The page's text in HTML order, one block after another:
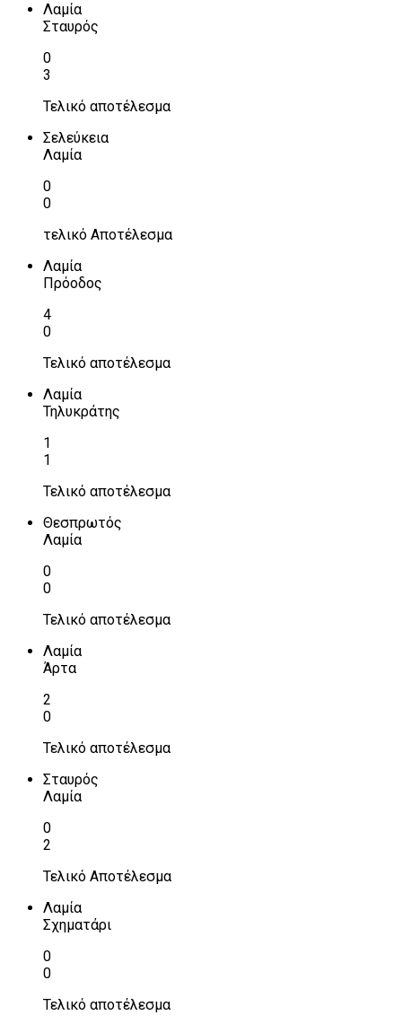
Λαμία
Σταυρός
0
3
Τελικό αποτέλεσμα
Σελεύκεια
Λαμία
0
0
τελικό Αποτέλεσμα
Λαμία
Πρόοδος
4
0
Τελικό αποτέλεσμα
Λαμία
Τηλυκράτης
1
1
Τελικό αποτέλεσμα
Θεσπρωτός
Λαμία
0
0
Τελικό αποτέλεσμα
Λαμία
Άρτα
2
0
Τελικό αποτέλεσμα
Σταυρός
Λαμία
0
2
Τελικό Αποτέλεσμα
Λαμία
Σχηματάρι
0
0
Τελικό αποτέλεσμα